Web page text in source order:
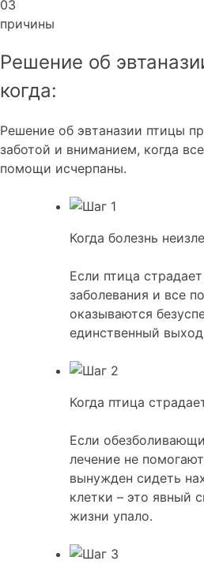
03
причины
Решение об
когда:
Решение об эвтаназии птицы
заботой и вниманием, когда
помощи исчерпаны.
Когда болезнь
Если птица
заболевания и все
оказываются
единственный
Когда птица
Если
лечение не
вынужден сидеть
клетки – это явный
жизни упало.